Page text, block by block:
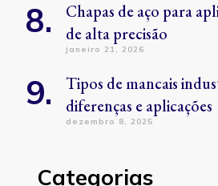
Chapas de aço para
de alta precisão
janeiro 21, 2026
Tipos de mancais
diferenças e aplicações
dezembro 8, 2025
Categorias